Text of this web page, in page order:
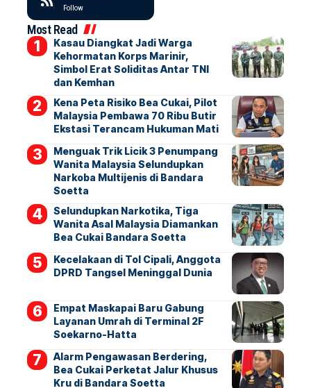
Follow
Most Read
Kasau Diangkat Jadi Warga
Kehormatan Korps Marinir,
Simbol Erat Soliditas Antar TNI
dan Kemhan
Kena Peta Risiko Bea Cukai, Pilot
Malaysia Pembawa 70 Ribu Butir
Ekstasi Terancam Hukuman Mati
Menguak Trik Licik 3 Penumpang
Wanita Malaysia Selundupkan
Narkoba Multijenis di Bandara
Soetta
Selundupkan Narkotika, Tiga
Wanita Asal Malaysia Diamankan
Bea Cukai Bandara Soetta
Kecelakaan di Tol Cipali, Anggota
DPRD Tangsel Meninggal Dunia
Empat Maskapai Baru Gabung
Layanan Umrah di Terminal 2F
Soekarno-Hatta
Alarm Pengawasan Berdering,
Bea Cukai Perketat Jalur Khusus
Kru di Bandara Soetta